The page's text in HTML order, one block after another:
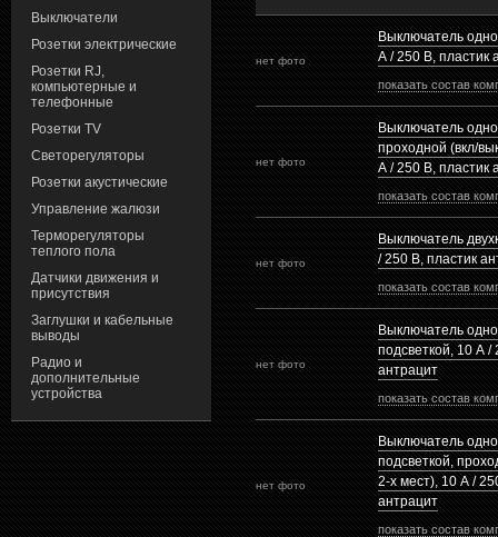
Выключатели
Розетки электрические
Розетки RJ,
компьютерные и
телефонные
Розетки TV
Светорегуляторы
Розетки акустические
Управление жалюзи
Терморегуляторы
теплого пола
Датчики движения и
присутствия
Заглушки и кабельные
выводы
Радио и
дополнительные
устройства
нет фото
Выключатель
А / 250 В, пластик
показать состав
нет фото
Выключатель
проходной (вкл/
А / 250 В, пластик
показать состав
нет фото
Выключатель
/ 250 В, пластик
показать состав
нет фото
Выключатель
подсветкой, 10 А /
антрацит
показать состав
нет фото
Выключатель
подсветкой,
2-х мест), 10 А /
антрацит
показать состав